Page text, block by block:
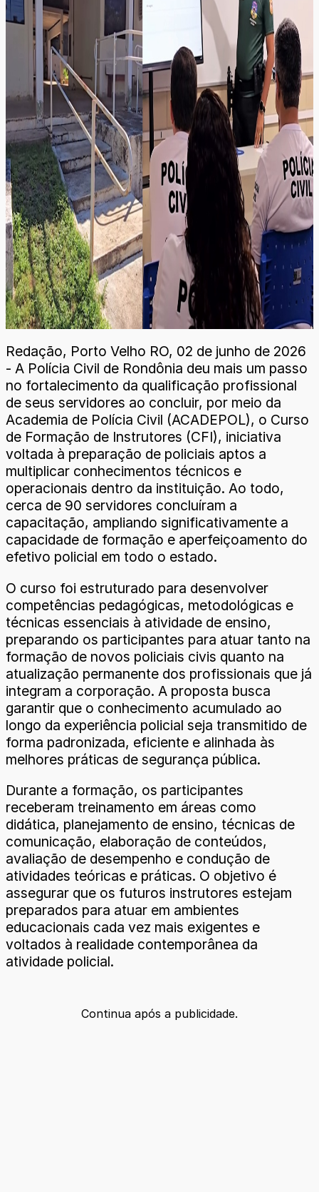
Redação, Porto Velho RO, 02 de junho de 2026
- A Polícia Civil de Rondônia deu mais um passo
no fortalecimento da qualificação profissional
de seus servidores ao concluir, por meio da
Academia de Polícia Civil (ACADEPOL), o Curso
de Formação de Instrutores (CFI), iniciativa
voltada à preparação de policiais aptos a
multiplicar conhecimentos técnicos e
operacionais dentro da instituição. Ao todo,
cerca de 90 servidores concluíram a
capacitação, ampliando significativamente a
capacidade de formação e aperfeiçoamento do
efetivo policial em todo o estado.
O curso foi estruturado para desenvolver
competências pedagógicas, metodológicas e
técnicas essenciais à atividade de ensino,
preparando os participantes para atuar tanto na
formação de novos policiais civis quanto na
atualização permanente dos profissionais que já
integram a corporação. A proposta busca
garantir que o conhecimento acumulado ao
longo da experiência policial seja transmitido de
forma padronizada, eficiente e alinhada às
melhores práticas de segurança pública.
Durante a formação, os participantes
receberam treinamento em áreas como
didática, planejamento de ensino, técnicas de
comunicação, elaboração de conteúdos,
avaliação de desempenho e condução de
atividades teóricas e práticas. O objetivo é
assegurar que os futuros instrutores estejam
preparados para atuar em ambientes
educacionais cada vez mais exigentes e
voltados à realidade contemporânea da
atividade policial.
Continua após a publicidade.